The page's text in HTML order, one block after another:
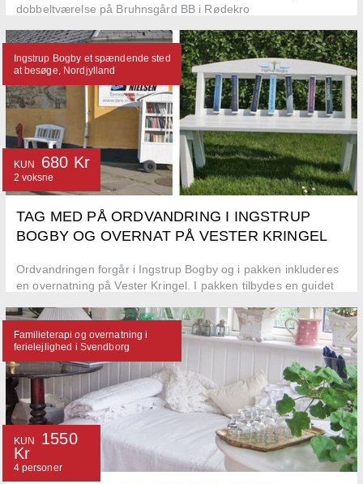
dobbeltværelse på Bruhnsgård BB i Rødekro
TAG MED PÅ ORDVANDRING I INGSTRUP
BOGBY OG OVERNAT PÅ VESTER KRINGEL
Ordvandringen forgår i Ingstrup Bogby og i pakken inkluderes
en overnatning på Vester Kringel. I pakken tilbydes en guidet
Ingstrup Bogby et spændende sted
at besøge, Nordjylland
KUN 680 Kr
2 voksne
Familieterapi og overnatning i
ferielejlighed i Svendborg
KUN
1550
Kr
4 personer